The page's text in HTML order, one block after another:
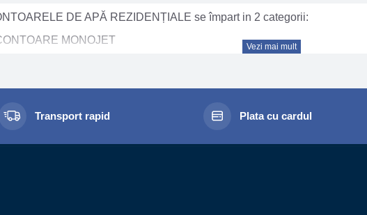
DE APĂ REZIDENȚIALE se împart in 2 categorii:
MONOJET
miscarea la mecanismul de citire, permitând masurarea volumului
mecanismului numarator.
Vezi mai mult
Transport rapid Plata cu cardul